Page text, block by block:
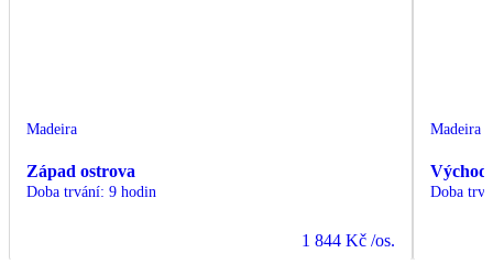
Madeira
Západ ostrova
Doba trvání: 9 hodin
1 844 Kč /os.
Madeira
Východ
Doba